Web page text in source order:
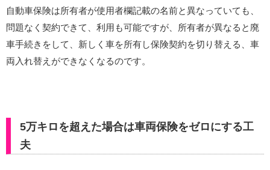
自動車保険は所有者が使用者欄記載の名前と異なっていても、
問題なく契約できて、利用も可能ですが、所有者が異なると廃
車手続きをして、新しく車を所有し保険契約を切り替える、車
両入れ替えができなくなるのです。
5万キロを超えた場合は車両保険をゼロにする工
夫